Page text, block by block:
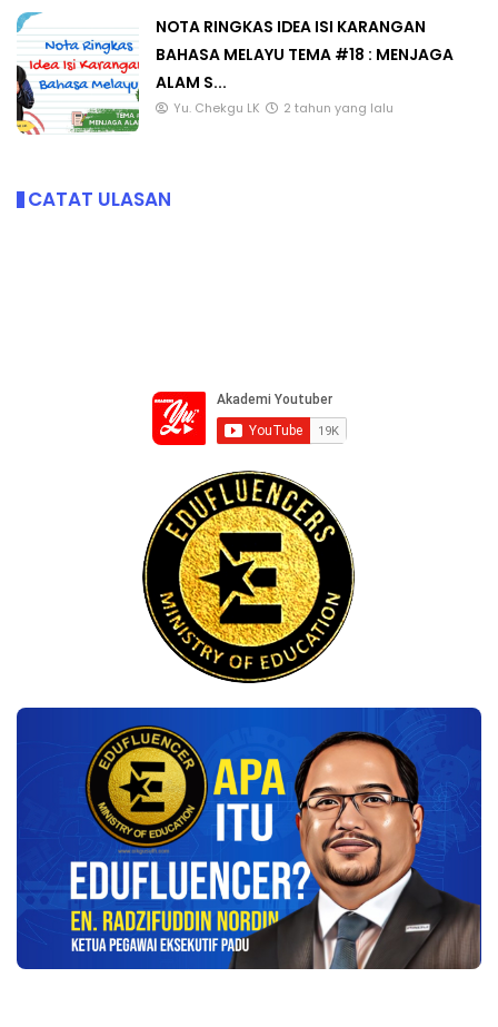
NOTA RINGKAS IDEA ISI KARANGAN
BAHASA MELAYU TEMA #18 : MENJAGA
ALAM S...
Yu. Chekgu LK 2 tahun yang lalu
CATAT ULASAN